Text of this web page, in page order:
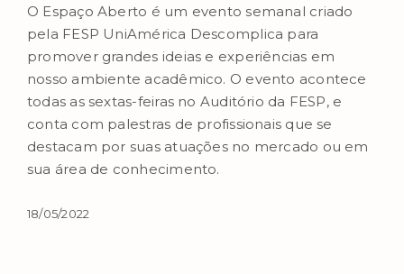
O Espaço Aberto é um evento semanal criado
pela FESP UniAmérica Descomplica para
promover grandes ideias e experiências em
nosso ambiente acadêmico. O evento acontece
todas as sextas-feiras no Auditório da FESP, e
conta com palestras de profissionais que se
destacam por suas atuações no mercado ou em
sua área de conhecimento.
18/05/2022